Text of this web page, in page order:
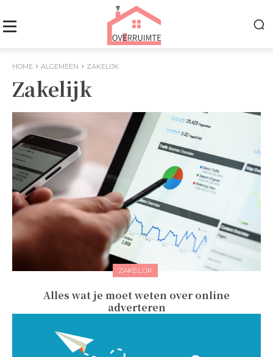
HOME ALGEMEEN ZAKELIJK
Zakelijk
ZAKELIJK
Alles wat je moet weten over online
adverteren